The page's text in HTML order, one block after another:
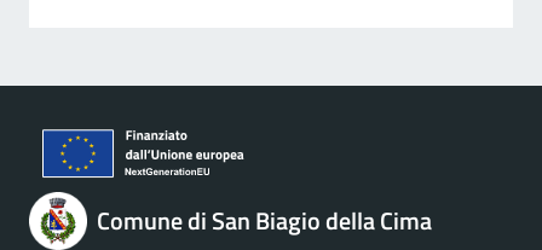
Comune di San Biagio della Cima